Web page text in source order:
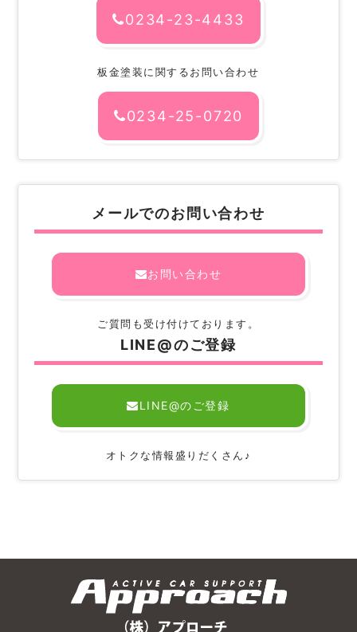
0234-23-4433
板金塗装に関するお問い合わせ
0234-25-0720
メールでのお問い合わせ
お問い合わせ
ご質問も受け付けております。
LINE@のご登録
LINE@のご登録
オトクな情報盛りだくさん♪